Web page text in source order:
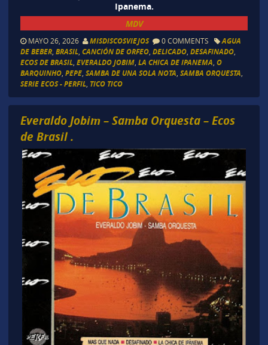
Ipanema.
MDV
MAYO 26, 2026 MISDISCOSVIEJOS 0 COMMENTS
AGUA
DE BEBER, BRASIL, CANCIÓN DE ORFEO, DELICADO, DESAFINADO,
ECOS DE BRASIL, EVERALDO JOBIM, LA CHICA DE IPANEMA O
BARQUINHO, PEPE, SAMBA DE UNA SOLA NOTA SAMBA ORQUESTA
SERIE ECOS - PERFIL, TICO TICO
Everaldo Jobim – Samba Orquesta – Ecos
de Brasil .